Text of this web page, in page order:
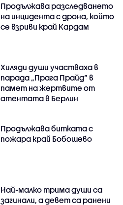
Продължава разследването
на инцидента с дрона, който
се взриви край Кардам
Хиляди души участваха в
парада „Прага Прайд“ в
памет на жертвите от
атентата в Берлин
Продължава битката с
пожара край Бобошево
Най-малко трима души са
загинали, а девет са ранени